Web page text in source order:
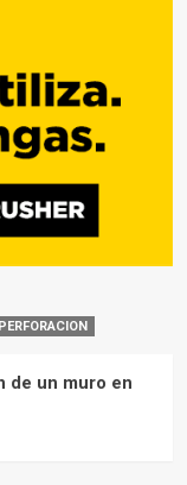
PERFORACION
de un muro en